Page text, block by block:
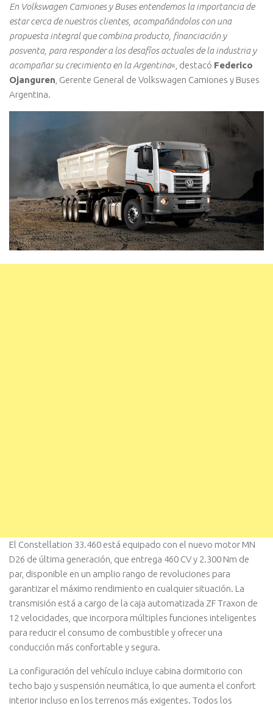
En Volkswagen Camiones y Buses entendemos la importancia de
estar cerca de nuestros clientes, acompañándolos con una
propuesta integral que combina producto, financiación y
posventa, para responder a los desafíos actuales de la industria y
acompañar su crecimiento en la Argentina«, destacó Federico
Ojanguren , Gerente General de Volkswagen Camiones y Buses
Argentina.
El Constellation 33.460 está equipado con el nuevo motor MN
D26 de última generación, que entrega 460 CV y 2.300 Nm de
par, disponible en un amplio rango de revoluciones para
garantizar el máximo rendimiento en cualquier situación. La
transmisión está a cargo de la caja automatizada ZF Traxon de
12 velocidades, que incorpora múltiples funciones inteligentes
para reducir el consumo de combustible y ofrecer una
conducción más confortable y segura.
La configuración del vehículo incluye cabina dormitorio con
techo bajo y suspensión neumática, lo que aumenta el confort
interior incluso en los terrenos más exigentes. Todos los